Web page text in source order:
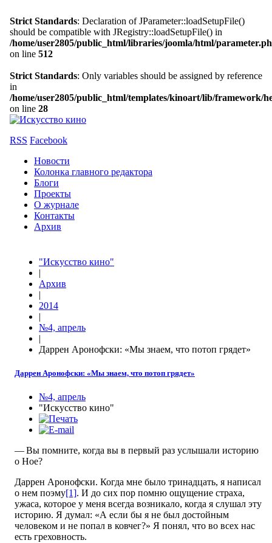
Strict Standards: Declaration of JParameter::loadSetupFile()
should be compatible with JRegistry::loadSetupFile() in
/home/user2805/public_html/libraries/joomla/html/
on line 512
Strict Standards: Only variables should be assigned by reference
in
/home/user2805/public_html/templates/kinoart/lib/framework/
on line 28
RSS Facebook
Новости
Колонка главного редактора
Блоги
Проекты
О журнале
Контакты
Архив
"Искусство кино"
|
Архив
|
2014
|
№4, апрель
|
Даррен Аронофски: «Мы знаем, что потоп грядет»
Даррен Аронофски: «Мы знаем, что потоп грядет»
№4, апрель
"Искусство кино"
— Вы помните, когда вы в первый раз услышали историю
о Ное?
Даррен Аронофски. Когда мне было тринадцать, я написал
о нем поэму[1]. И до сих пор помню ощущение страха,
ужаса, которое у меня всегда возникало, когда я слушал эту
историю. Я думал: «А если бы я не был достойным
человеком и не попал в ковчег?» Я понял, что во всех нас
есть греховность.